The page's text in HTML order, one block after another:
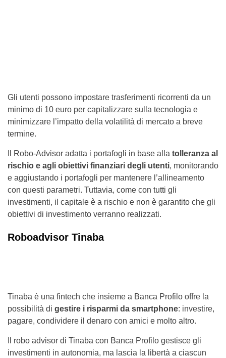
Gli utenti possono impostare trasferimenti ricorrenti da un
minimo di 10 euro per capitalizzare sulla tecnologia e
minimizzare l’impatto della volatilità di mercato a breve
termine.
Il Robo-Advisor adatta i portafogli in base alla tolleranza al
rischio e agli obiettivi finanziari degli utenti, monitorando
e aggiustando i portafogli per mantenere l’allineamento
con questi parametri. Tuttavia, come con tutti gli
investimenti, il capitale è a rischio e non è garantito che gli
obiettivi di investimento verranno realizzati.
Roboadvisor Tinaba
Tinaba è una fintech che insieme a Banca Profilo offre la
possibilità di gestire i risparmi da smartphone: investire,
pagare, condividere il denaro con amici e molto altro.
Il robo advisor di Tinaba con Banca Profilo gestisce gli
investimenti in autonomia, ma lascia la libertà a ciascun